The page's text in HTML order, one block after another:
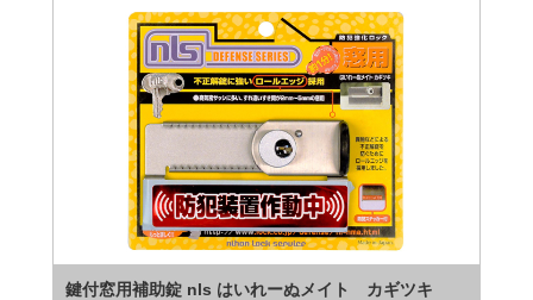
鍵付窓用補助錠 nls はいれーぬメイト カギツキ